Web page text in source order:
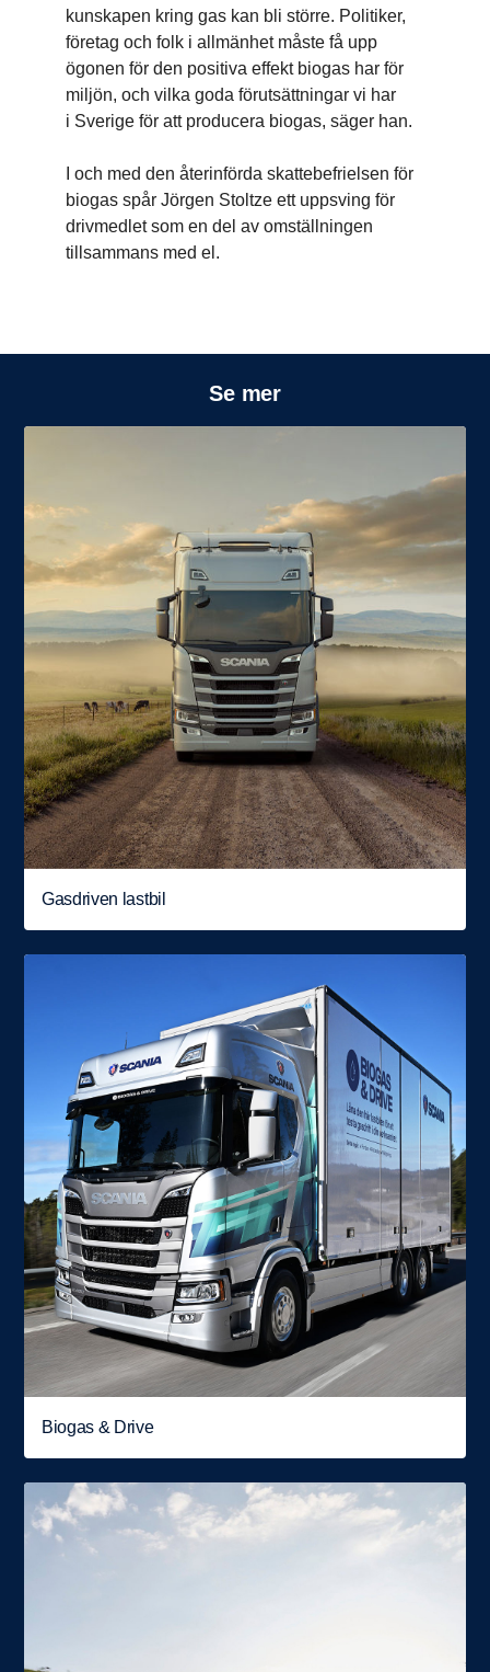
kunskapen kring gas kan bli större. Politiker,
företag och folk i allmänhet måste få upp
ögonen för den positiva effekt biogas har för
miljön, och vilka goda förutsättningar vi har
i Sverige för att producera biogas, säger han.
I och med den återinförda skattebefrielsen för
biogas spår Jörgen Stoltze ett uppsving för
drivmedlet som en del av omställningen
tillsammans med el.
Se mer
Gasdriven lastbil
Biogas & Drive